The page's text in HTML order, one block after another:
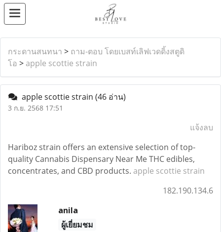
กระดานสนทนา > ถาม-ตอบ โดยเบสท์เลิฟเวดดิ้งสตูดิ
โอ > apple scottie strain
apple scottie strain (46 อ่าน)
3 ก.ย. 2568 17:51
แจ้งลบ
Hariboz strain offers an extensive selection of top-
quality Cannabis Dispensary Near Me THC edibles,
concentrates, and CBD products. apple scottie strain
182.190.134.6
anila
ผู้เยี่ยมชม